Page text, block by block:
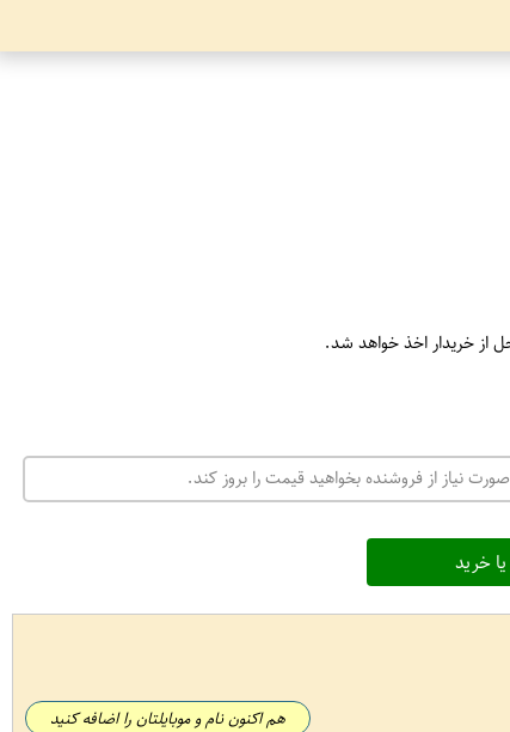
از خریدار اخذ خواهد شد.
نیاز از فروشنده بخواهید قیمت را بروز کند.
خرید
هم اکنون نام و موبایلتان را اضافه کنید